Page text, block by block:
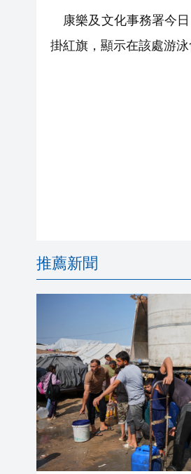
康樂及文化事務署今日
掛紅旗，顯示在該處游
推薦新聞